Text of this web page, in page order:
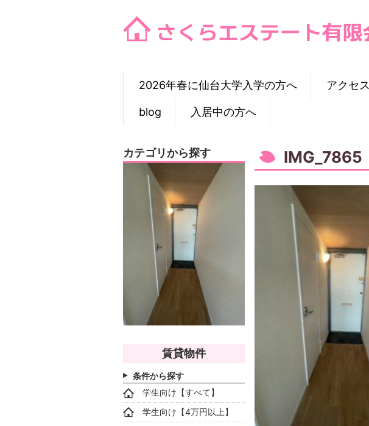
2026年春に仙台大学入学の方へ アクセス
blog 入居中の方へ
IMG_7865
カテゴリから探す
賃貸物件
条件から探す
学生向け【すべて】
学生向け【4万円以上】